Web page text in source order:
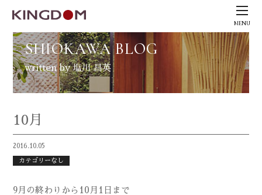
MENU
SHIOKAWA BLOG
written by 塩川 昌英
10月
2016.10.05
カテゴリーなし
9月の終わりから10月1日まで